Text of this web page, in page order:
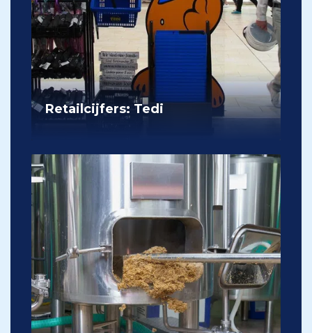
Retailcijfers: Tedi